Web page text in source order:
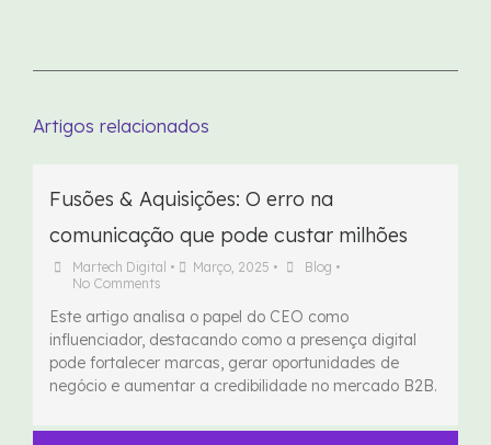
Artigos relacionados
Fusões & Aquisições: O erro na
comunicação que pode custar milhões
Martech Digital • Março, 2025 • Blog •
No Comments
Este artigo analisa o papel do CEO como
influenciador, destacando como a presença digital
pode fortalecer marcas, gerar oportunidades de
negócio e aumentar a credibilidade no mercado B2B.